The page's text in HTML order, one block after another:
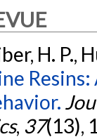
H. P.,
, 37(13),